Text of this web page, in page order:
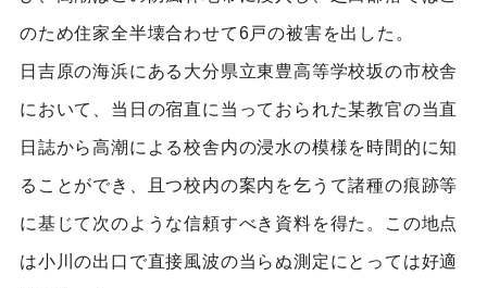
のため住家全半壊合わせて6戸の被害を出した。
日吉原の海浜にある大分県立東豊高等学校坂の市校舎
において、当日の宿直に当っておられた某教官の当直
日誌から高潮による校舎内の浸水の模様を時間的に知
ることができ、且つ校内の案内を乞うて諸種の痕跡等
に基じて次のような信頼すべき資料を得た。この地点
は小川の出口で直接風波の当らぬ測定にとっては好適